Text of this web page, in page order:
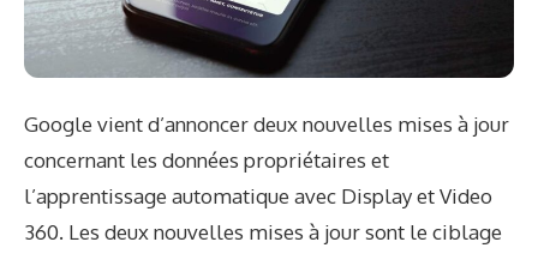
Google vient d’annoncer deux nouvelles mises à jour
concernant les données propriétaires et
l’apprentissage automatique avec Display et Video
360. Les deux nouvelles mises à jour sont le ciblage